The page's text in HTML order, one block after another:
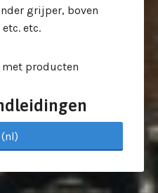
grijper, boven
etc.
met producten